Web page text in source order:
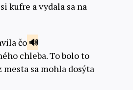
kufre a vydala sa na
čo
chleba. To bolo to
sa mohla dosýta